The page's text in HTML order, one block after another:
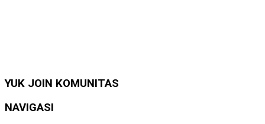
YUK JOIN KOMUNITAS
NAVIGASI